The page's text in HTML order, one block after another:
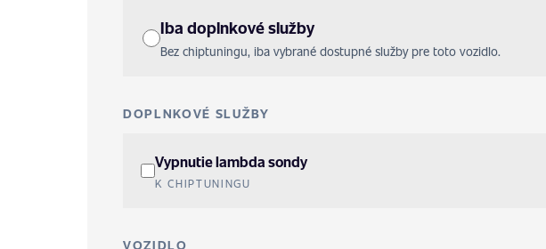
Iba doplnkové služby
Bez chiptuningu, iba vybrané dostupné služby pre toto vozidlo.
DOPLNKOVÉ SLUŽBY
Vypnutie lambda sondy
K CHIPTUNINGU
VOZIDLO